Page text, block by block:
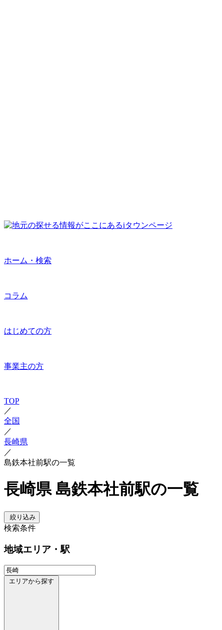
ホーム・検索
コラム
はじめての方
事業主の方
TOP
／
全国
／
長崎県
／
島鉄本社前駅の一覧
長崎県 島鉄本社前駅の一覧
絞り込み
検索条件
地域エリア・駅
エリアから探す